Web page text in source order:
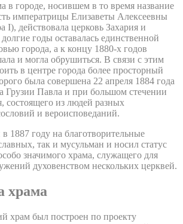
в городе, носившем в то время название
императрицы Елизаветы Алексеевны
действовала церковь Захария и
годы оставалась единственной
города, а к концу 1880-х годов
и могла обрушиться. В связи с этим
в центре города более просторный
была совершена 22 апреля 1884 года
Грузии Павла и при большом стечении
состоящего из людей разных
и вероисповеданий.
1887 году на благотворительные
так и мусульман и носил статус
значимого храма, служащего для
духовенством нескольких церквей.
храма
храм был построен по проекту